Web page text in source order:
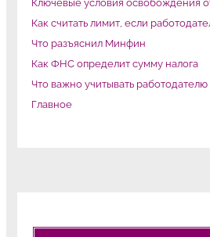
Ключевые условия освобождения
Как считать лимит, если
Что разъяснил Минфин
Как ФНС определит сумму налога
Что важно учитывать работодателю
Главное